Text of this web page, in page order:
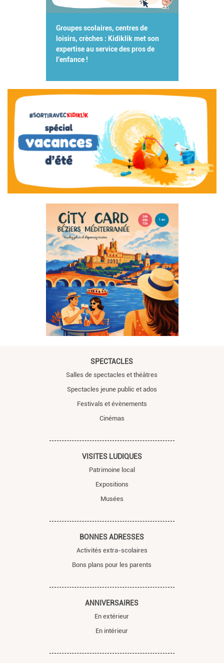
Groupes scolaires, centres de
loisirs, crèches : Kidiklik met son
expertise au service des pros de
l'enfance !
SPECTACLES
Salles de spectacles et théâtres
Spectacles jeune public et ados
Festivals et évènements
Cinémas
VISITES LUDIQUES
Patrimoine local
Expositions
Musées
BONNES ADRESSES
Activités extra-scolaires
Bons plans pour les parents
ANNIVERSAIRES
En extérieur
En intérieur